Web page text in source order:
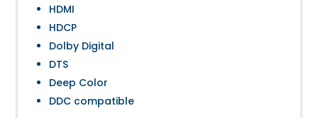
HDMI
HDCP
Dolby Digital
DTS
Deep Color
DDC compatible